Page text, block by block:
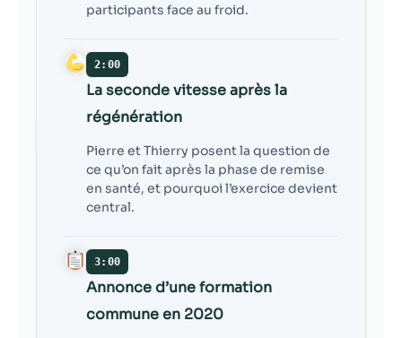
participants face au froid.
2:00
La seconde vitesse après la
régénération
Pierre et Thierry posent la question de
ce qu’on fait après la phase de remise
en santé, et pourquoi l’exercice devient
central.
3:00
Annonce d’une formation
commune en 2020